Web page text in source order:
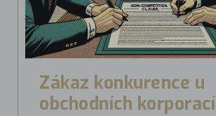
Zákaz konkurence u
obchodních korporací